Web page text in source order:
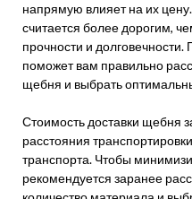
напрямую влияет на их
считается более дорогим,
прочности и
поможет вам правильно
щебня и выбрать
Стоимость доставки щебня
расстояния
транспорта. Чтобы
рекомендуется заранее